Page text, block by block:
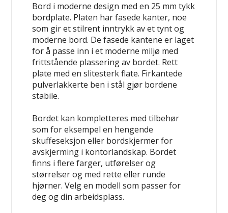
Bord i moderne design med en 25 mm tykk
bordplate. Platen har fasede kanter, noe
som gir et stilrent inntrykk av et tynt og
moderne bord. De fasede kantene er laget
for å passe inn i et moderne miljø med
frittstående plassering av bordet. Rett
plate med en slitesterk flate. Firkantede
pulverlakkerte ben i stål gjør bordene
stabile.
Bordet kan kompletteres med tilbehør
som for eksempel en hengende
skuffeseksjon eller bordskjermer for
avskjerming i kontorlandskap. Bordet
finns i flere farger, utførelser og
størrelser og med rette eller runde
hjørner. Velg en modell som passer for
deg og din arbeidsplass.